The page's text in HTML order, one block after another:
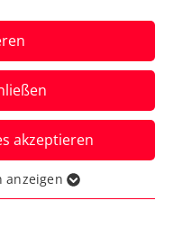
akzeptieren
anzeigen